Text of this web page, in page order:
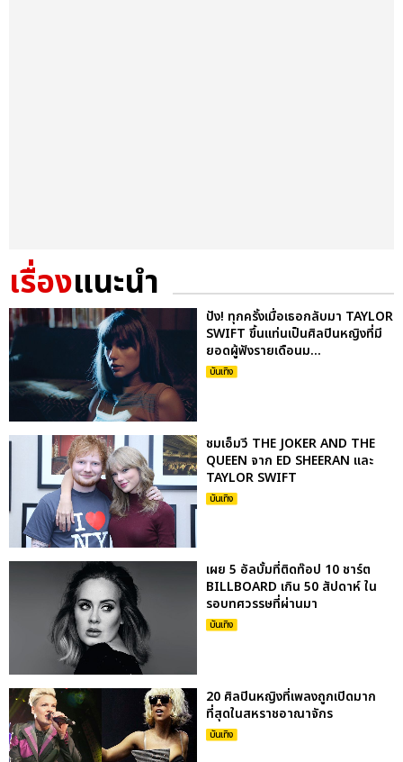
เรื่องแนะนำ
ปัง! ทุกครั้งเมื่อเธอกลับมา TAYLOR
SWIFT ขึ้นแท่นเป็นศิลปินหญิงที่มี
ยอดผู้ฟังรายเดือนม...
บันเทิง
ชมเอ็มวี THE JOKER AND THE
QUEEN จาก ED SHEERAN และ
TAYLOR SWIFT
บันเทิง
เผย 5 อัลบั้มที่ติดท๊อป 10 ชาร์ต
BILLBOARD เกิน 50 สัปดาห์ ใน
รอบทศวรรษที่ผ่านมา
บันเทิง
20 ศิลปินหญิงที่เพลงถูกเปิดมาก
ที่สุดในสหราชอาณาจักร
บันเทิง